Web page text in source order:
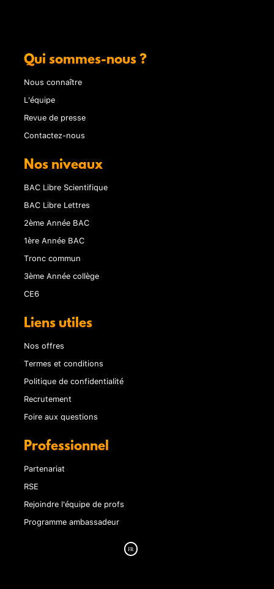
Qui sommes-nous ?
Nous connaître
L'équipe
Revue de presse
Contactez-nous
Nos niveaux
BAC Libre Scientifique
BAC Libre Lettres
2ème Année BAC
1ère Année BAC
Tronc commun
3ème Année collège
CE6
Liens utiles
Nos offres
Termes et conditions
Politique de confidentialité
Recrutement
Foire aux questions
Professionnel
Partenariat
RSE
Rejoindre l'équipe de profs
Programme ambassadeur